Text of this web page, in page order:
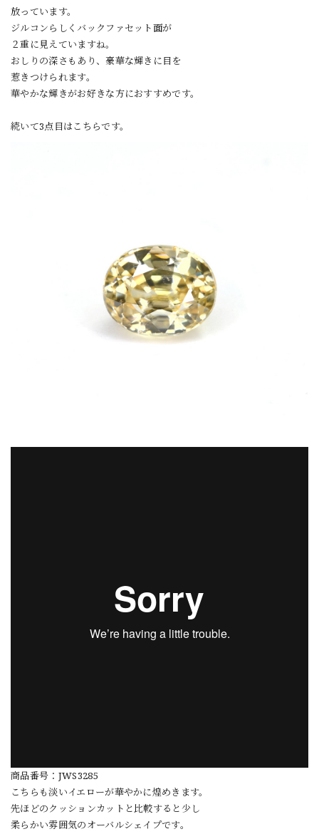
放っています。
ジルコンらしくバックファセット面が
２重に見えていますね。
おしりの深さもあり、豪華な輝きに目を
惹きつけられます。
華やかな輝きがお好きな方におすすめです。
続いて3点目はこちらです。
商品番号：JWS3285
こちらも淡いイエローが華やかに煌めきます。
先ほどのクッションカットと比較すると少し
柔らかい雰囲気のオーバルシェイプです。